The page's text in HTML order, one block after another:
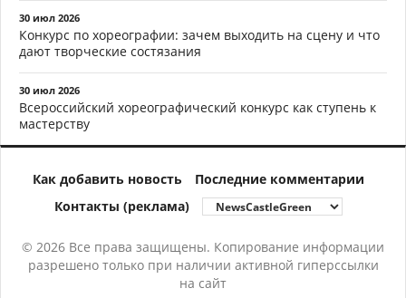
30 июл 2026
Конкурс по хореографии: зачем выходить на сцену и что
дают творческие состязания
30 июл 2026
Всероссийский хореографический конкурс как ступень к
мастерству
Как добавить новость
Последние комментарии
Контакты (реклама)
© 2026 Все права защищены. Копирование информации
разрешено только при наличии активной гиперссылки
на сайт